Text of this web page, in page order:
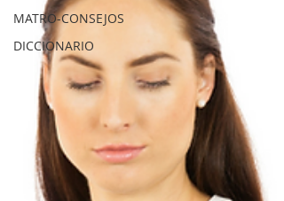
MATRO-CONSEJOS
DICCIONARIO